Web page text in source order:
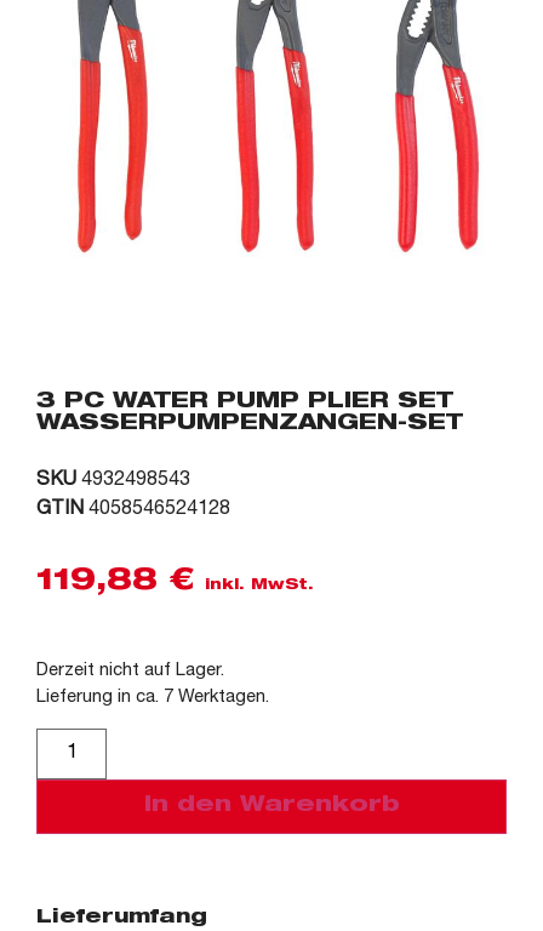
3 PC WATER PUMP PLIER SET
WASSERPUMPENZANGEN-SET
SKU 4932498543
GTIN 4058546524128
119,88 € inkl. MwSt.
Derzeit nicht auf Lager.
Lieferung in ca. 7 Werktagen.
In den Warenkorb
Lieferumfang